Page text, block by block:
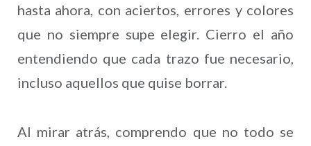
hasta ahora, con aciertos, errores y colores
que no siempre supe elegir. Cierro el año
entendiendo que cada trazo fue necesario,
incluso aquellos que quise borrar.
Al mirar atrás, comprendo que no todo se